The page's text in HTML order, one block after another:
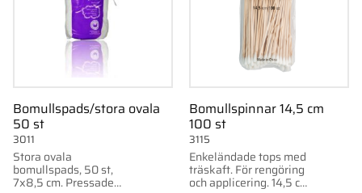
Bomullspads/stora ovala
50 st
Stora ovala
bomullspads, 50 st,
7x8,5 cm. Pressade
3011
Bomullspinnar 14,5 cm
100 st
Enkeländade tops med
träskaft. För rengöring
och applicering. 14,5 cm.
3115